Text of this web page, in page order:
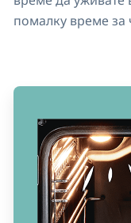
помалку време за